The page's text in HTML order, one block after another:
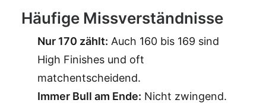
Häufige Missverständnisse
Nur 170 zählt: Auch 160 bis 169 sind
High Finishes und oft
matchentscheidend.
Immer Bull am Ende: Nicht zwingend.